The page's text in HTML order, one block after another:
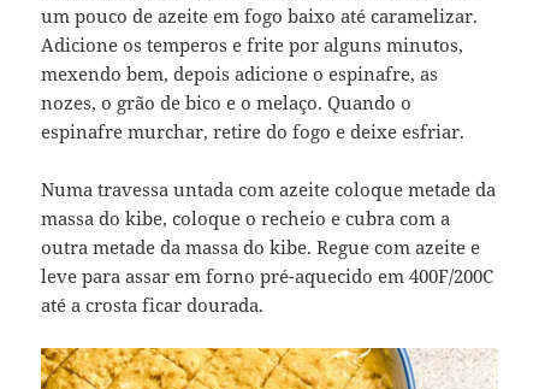
um pouco de azeite em fogo baixo até caramelizar.
Adicione os temperos e frite por alguns minutos,
mexendo bem, depois adicione o espinafre, as
nozes, o grão de bico e o melaço. Quando o
espinafre murchar, retire do fogo e deixe esfriar.
Numa travessa untada com azeite coloque metade da
massa do kibe, coloque o recheio e cubra com a
outra metade da massa do kibe. Regue com azeite e
leve para assar em forno pré-aquecido em 400F/200C
até a crosta ficar dourada.